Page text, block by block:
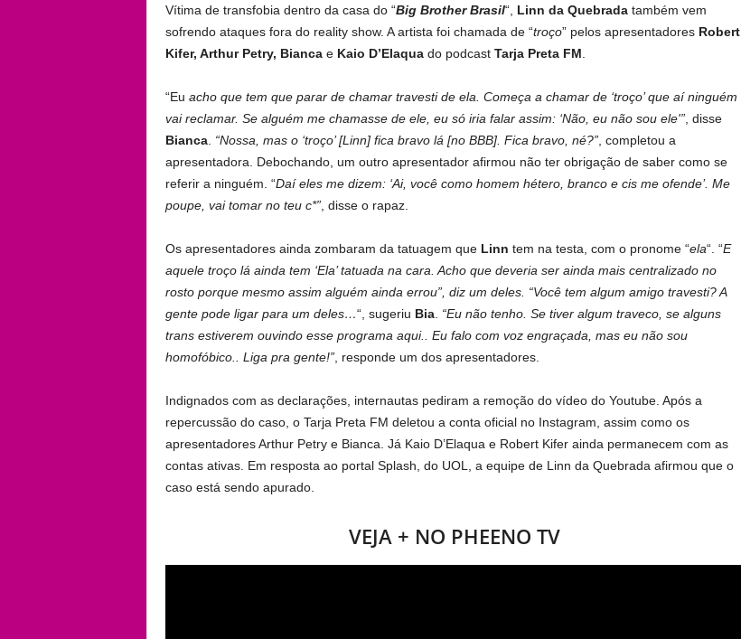
Vítima de transfobia dentro da casa do “Big Brother Brasil“, Linn da Quebradatambém vem
sofrendo ataques fora do reality show. A artista foi chamada de “troço” pelos apresentadores Robert
Kifer, Arthur Petry, Biancae Kaio D’Elaquado podcast Tarja Preta FM.
“Eu acho que tem que parar de chamar travesti de ela. Começa a chamar de ‘troço’ que aí ninguém
vai reclamar. Se alguém me chamasse de ele, eu só iria falar assim: ‘Não, eu não sou ele'”, disse
Bianca. “Nossa, mas o ‘troço’ [Linn] fica bravo lá [no BBB]. Fica bravo, né?”, completou a
apresentadora. Debochando, um outro apresentador afirmou não ter obrigação de saber como se
referir a ninguém. “Daí eles me dizem: ‘Ai, você como homem hétero, branco e cis me ofende’. Me
poupe, vai tomar no teu c*”, disse o rapaz.
Os apresentadores ainda zombaram da tatuagem que Linn tem na testa, com o pronome “ela“. “E
aquele troço lá ainda tem ‘Ela’ tatuada na cara. Acho que deveria ser ainda mais centralizado no
rosto porque mesmo assim alguém ainda errou”, diz um deles. “Você tem algum amigo travesti? A
gente pode ligar para um deles…“, sugeriu Bia. “Eu não tenho. Se tiver algum traveco, se alguns
trans estiverem ouvindo esse programa aqui.. Eu falo com voz engraçada, mas eu não sou
homofóbico.. Liga pra gente!”, responde um dos apresentadores.
Indignados com as declarações, internautas pediram a remoção do vídeo do Youtube. Após a
repercussão do caso, o Tarja Preta FM deletou a conta oficial no Instagram, assim como os
apresentadores Arthur Petry e Bianca. Já Kaio D’Elaqua e Robert Kifer ainda permanecem com as
contas ativas. Em resposta ao portal Splash, do UOL, a equipe de Linn da Quebrada afirmou que o
caso está sendo apurado.
VEJA + NO PHEENO TV